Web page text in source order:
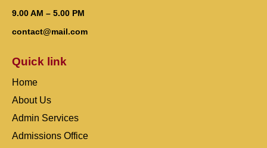
9.00 AM – 5.00 PM
contact@mail.com
Quick link
Home
About Us
Admin Services
Admissions Office